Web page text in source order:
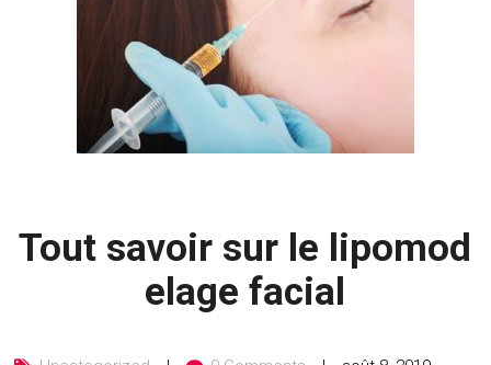
Tout savoir sur le lipomod
elage facial